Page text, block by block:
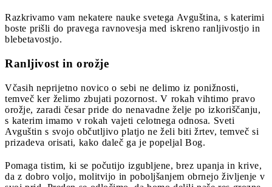
Razkrivamo vam nekatere nauke svetega Avguština, s katerimi
boste prišli do pravega ravnovesja med iskreno ranljivostjo in
blebetavostjo.
Ranljivost in orožje
Včasih neprijetno novico o sebi ne delimo iz ponižnosti,
temveč ker želimo zbujati pozornost. V rokah vihtimo pravo
orožje, zaradi česar pride do nenavadne želje po izkoriščanju,
s katerim imamo v rokah vajeti celotnega odnosa. Sveti
Avguštin s svojo občutljivo platjo ne želi biti žrtev, temveč si
prizadeva orisati, kako daleč ga je popeljal Bog.
Pomaga tistim, ki se počutijo izgubljene, brez upanja in krive,
da z dobro voljo, molitvijo in poboljšanjem obrnejo življenje v